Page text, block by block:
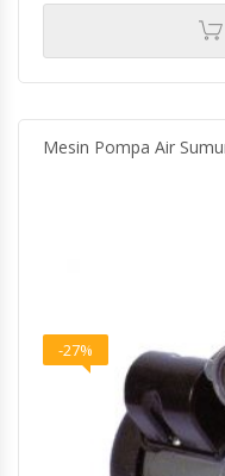
Mesin Pompa Air
-27%